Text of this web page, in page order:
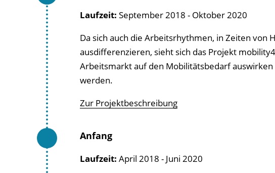
Laufzeit: September 2018 - Oktober 2020
Da sich auch die Arbeitsrhythmen, in Zeiten
ausdifferenzieren, sieht sich das Projekt
Arbeitsmarkt auf den Mobilitätsbedarf
werden.
Zur Projektbeschreibung
Anfang
Laufzeit: April 2018 - Juni 2020